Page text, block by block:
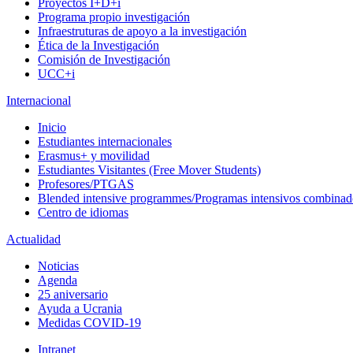
Proyectos I+D+i
Programa propio investigación
Infraestruturas de apoyo a la investigación
Ética de la Investigación
Comisión de Investigación
UCC+i
Internacional
Inicio
Estudiantes internacionales
Erasmus+ y movilidad
Estudiantes Visitantes (Free Mover Students)
Profesores/PTGAS
Blended intensive programmes/Programas intensivos
Centro de idiomas
Actualidad
Noticias
Agenda
25 aniversario
Ayuda a Ucrania
Medidas COVID-19
Intranet